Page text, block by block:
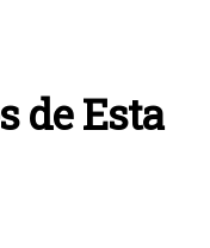
de Esta